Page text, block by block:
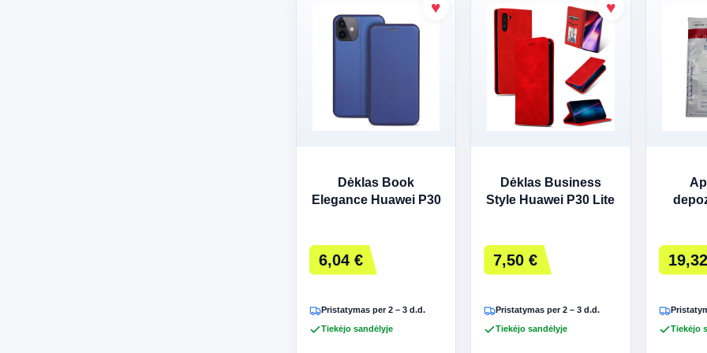
Dėklas Book
Elegance Huawei P30
6,04 €
Pristatymas per 2 – 3 d.d.
Tiekėjo sandėlyje
Dėklas Business
Style Huawei P30 Lite
7,50 €
Pristatymas per 2 – 3 d.d.
Tiekėjo sandėlyje
Tiekėjo